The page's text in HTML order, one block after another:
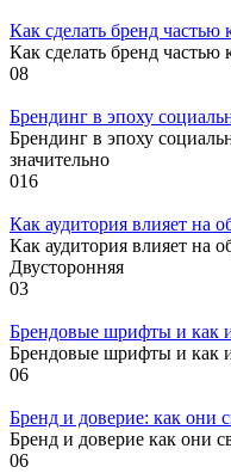
Как сделать бренд частью
Как сделать бренд частью
08
Брендинг в эпоху
Брендинг в эпоху
значительно
016
Как аудитория влияет на
Как аудитория влияет на
Двусторонняя
03
Брендовые шрифты и как
Брендовые шрифты и как
06
Бренд и доверие: как они
Бренд и доверие как они
06